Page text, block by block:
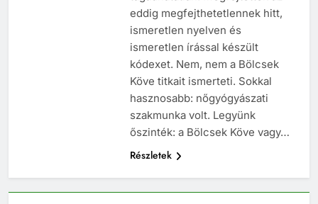
eddig megfejthetetlennek hitt,
ismeretlen nyelven és
ismeretlen írással készült
kódexet. Nem, nem a Bölcsek
Köve titkait ismerteti. Sokkal
hasznosabb: nőgyógyászati
szakmunka volt. Legyünk
őszinték: a Bölcsek Köve vagy…
Részletek